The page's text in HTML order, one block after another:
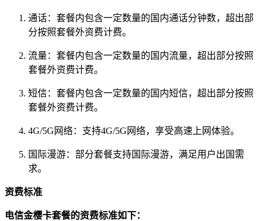
通话：套餐内包含一定数量的国内通话分钟数，超出部
分按照套餐外资费计费。
流量：套餐内包含一定数量的国内流量，超出部分按照
套餐外资费计费。
短信：套餐内包含一定数量的国内短信，超出部分按照
套餐外资费计费。
4G/5G网络：支持4G/5G网络，享受高速上网体验。
国际漫游：部分套餐支持国际漫游，满足用户出国需
求。
资费标准
电信金樱卡套餐的资费标准如下：